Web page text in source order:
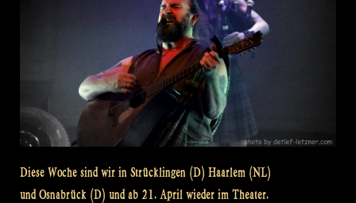
Diese Woche sind wir in Strücklingen (D) Haarlem (NL)
und Osnabrück (D) und ab 21. April wieder im Theater.